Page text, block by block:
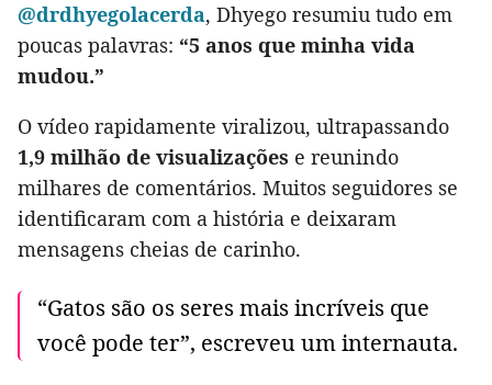
@drdhyegolacerda, Dhyego resumiu tudo em
poucas palavras: “5 anos que minha vida
mudou.”
O vídeo rapidamente viralizou, ultrapassando
1,9 milhão de visualizações e reunindo
milhares de comentários. Muitos seguidores se
identificaram com a história e deixaram
mensagens cheias de carinho.
“Gatos são os seres mais incríveis que
você pode ter”, escreveu um internauta.